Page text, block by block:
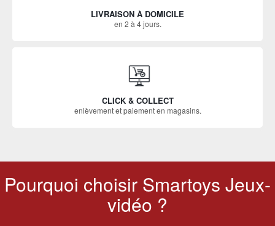
LIVRAISON À DOMICILE
en 2 à 4 jours.
CLICK & COLLECT
enlèvement et paiement en magasins.
Pourquoi choisir Smartoys Jeux-
vidéo ?